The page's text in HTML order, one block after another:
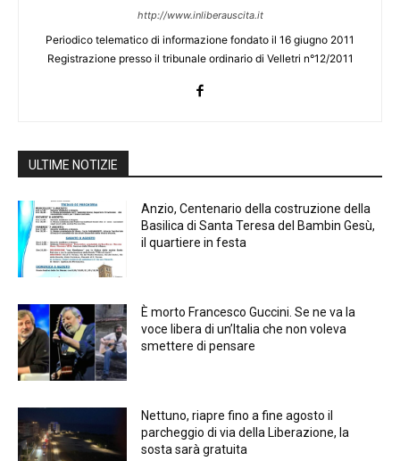
http://www.inliberauscita.it
Periodico telematico di informazione fondato il 16 giugno 2011
Registrazione presso il tribunale ordinario di Velletri n°12/2011
ULTIME NOTIZIE
Anzio, Centenario della costruzione della
Basilica di Santa Teresa del Bambin Gesù,
il quartiere in festa
È morto Francesco Guccini. Se ne va la
voce libera di un’Italia che non voleva
smettere di pensare
Nettuno, riapre fino a fine agosto il
parcheggio di via della Liberazione, la
sosta sarà gratuita